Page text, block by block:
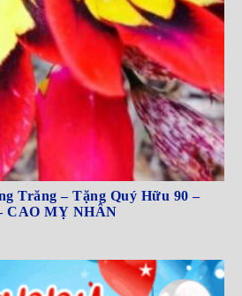
Trăng – Tặng Quý Hữu 90 –
CAO MỴ NHÂN